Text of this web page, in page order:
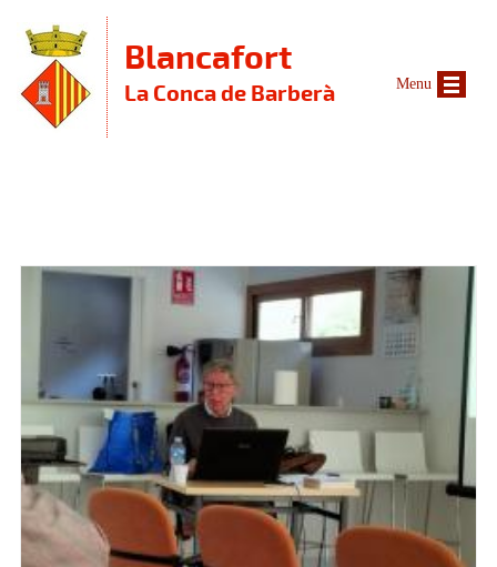
Blancafort
La Conca de Barberà Menu